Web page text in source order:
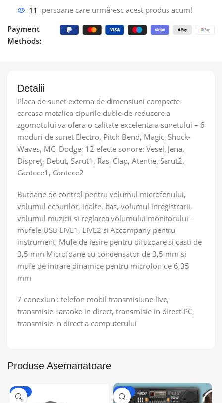
11 persoane care urmăresc acest produs acum!
Payment
Methods:
Detalii
Placa de sunet externa de dimensiuni compacte
carcasa metalica cipurile duble de reducere a
zgomotului va ofera o calitate excelenta a sunetului – 6
moduri de sunet Electro, Pitch Bend, Magic, Shock-
Waves, MC, Dodge; 12 efecte sonore: Vesel, Jena,
Dispreț, Debut, Sarut1, Ras, Clap, Atentie, Sarut2,
Cantece1, Cantece2
Butoane de control pentru volumul microfonului,
volumul ecourilor, inalte, bas, volumul inregistrarii,
volumul muzicii si reglarea volumului monitorului –
mufele USB LIVE1, LIVE2 si Accompany pentru
instrument; Mufe de iesire pentru difuzoare si casti de
3,5 mm Microfoane cu condensator de 3,5 mm si
mufe de intrare dinamice pentru microfon de 6,35
mm
7 conexiuni: telefon mobil transmisiune live,
transmisie karaoke in direct, transmisie in direct PC,
transmisie in direct a computerului
Produse Asemanatoare
-28% -47%